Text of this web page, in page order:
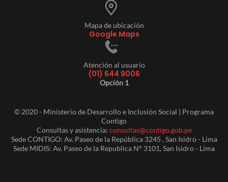
Mapa de ubicación
Google Maps
Atención al usuario
(01) 644 9006
Opción 1
© 2020 - Ministerio de Desarrollo e Inclusión Social | Programa
Contigo
Consultas y asistencia: consultas@contigo.gob.pe
Sede CONTIGO: Av. Paseo de la República 3245 , San Isidro - Lima
Sede MIDIS: Av. Paseo de la Republica N° 3101, San Isidro - Lima